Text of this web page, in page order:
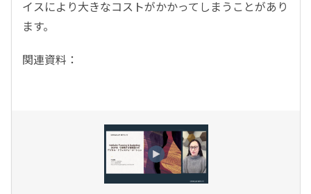
イスにより大きなコストがかかってしまうことがあり
ます。
関連資料：